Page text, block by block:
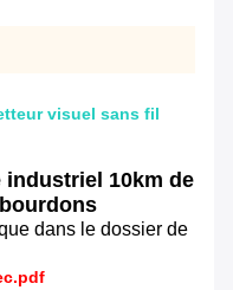
visuel sans fil
industriel 10km de
dans le dossier de